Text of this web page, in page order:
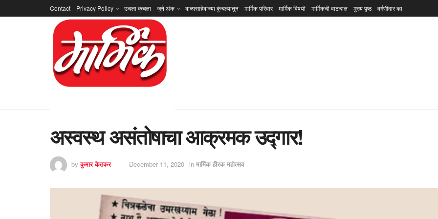
Contact Privacy Policy उचला कुंचला जुने अंक बाळासाहेबांच्या कुंचल्यातून मार्मिक परिवार मार्मिक विषयी मार्मिकची वाटचाल मुख्य पृष्ठ वर्गणीदार व्हा
अस्वस्थ असंतोषाचा आक्रमक उद्गार!
by कुमार केतकर December 11, 2020 in मार्मिक हीरक महोत्सव